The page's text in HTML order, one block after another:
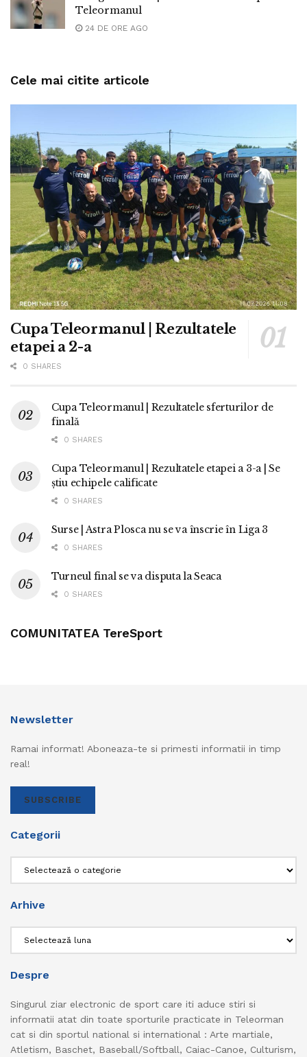
Teleormanul
24 DE ORE AGO
Cele mai citite articole
Cupa Teleormanul | Rezultatele
etapei a 2-a
0 SHARES
Cupa Teleormanul | Rezultatele sferturilor de
finală
0 SHARES
Cupa Teleormanul | Rezultatele etapei a 3-a | Se
știu echipele calificate
0 SHARES
Surse | Astra Plosca nu se va înscrie în Liga 3
0 SHARES
Turneul final se va disputa la Seaca
0 SHARES
COMUNITATEA TereSport
Newsletter
Ramai informat! Aboneaza-te si primesti informatii in timp
real!
SUBSCRIBE
Categorii
Arhive
Despre
Singurul ziar electronic de sport care iti aduce stiri si
informatii atat din toate sporturile practicate in Teleorman
cat si din sportul national si international : Arte martiale,
Atletism, Baschet, Baseball/Softball, Caiac-Canoe, Culturism,